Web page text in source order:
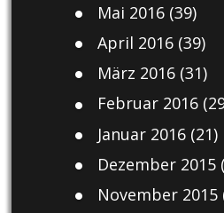
Mai 2016(39)
April 2016(39)
März 2016(31)
Februar 2016
Januar 2016(21)
Dezember 2015
November 2015